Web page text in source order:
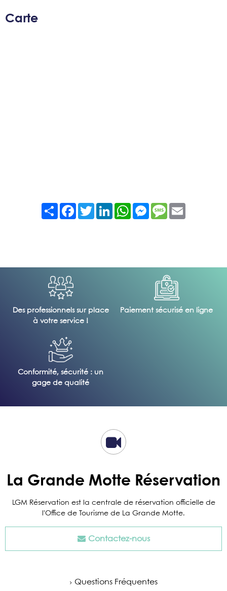
Carte
Partager FacebookTwitter LinkedIn WhatsAppMessengerMessage
Des professionnels sur place
à votre service !
Paiement sécurisé en ligne
Conformité, sécurité : un
gage de qualité
La Grande Motte Réservation
LGM Réservation est la centrale de réservation officielle de
l'Office de Tourisme de La Grande Motte.
Contactez-nous
Questions Fréquentes